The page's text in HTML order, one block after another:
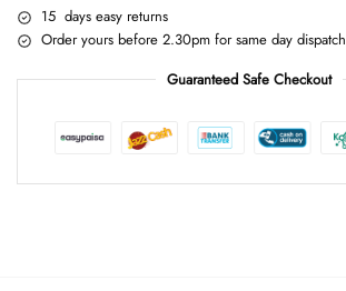
15 days easy returns
Order yours before 2.30pm for same day dispatch
Guaranteed Safe Checkout